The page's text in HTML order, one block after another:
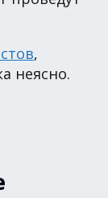
,
неясно.